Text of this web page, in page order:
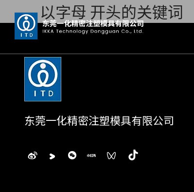
以字母 开头的关键词
东莞一化精密注塑模具有限公司